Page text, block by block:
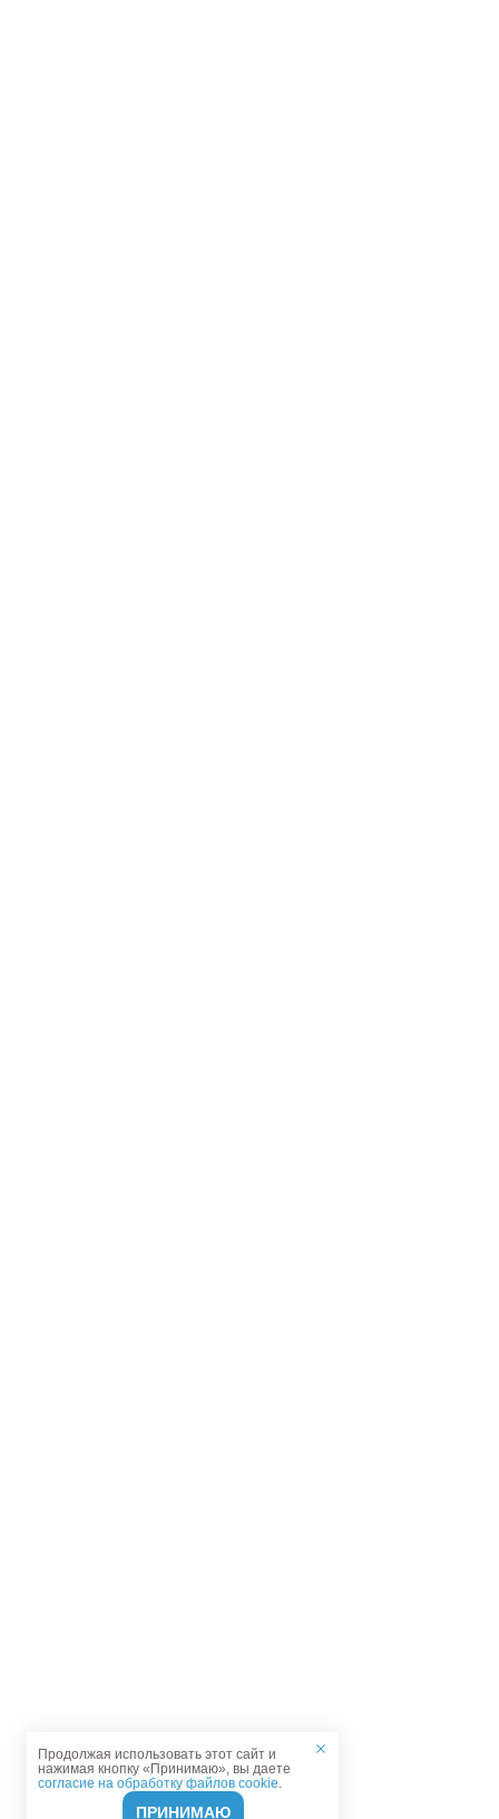
Продолжая использовать этот сайт и
нажимая кнопку «Принимаю», вы даете
согласие на обработку файлов cookie.
ПРИНИМАЮ